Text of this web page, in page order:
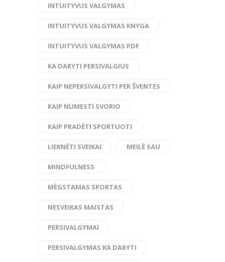
INTUITYVUS VALGYMAS
INTUITYVUS VALGYMAS KNYGA
INTUITYVUS VALGYMAS PDF
KA DARYTI PERSIVALGIUS
KAIP NEPERSIVALGYTI PER ŠVENTES
KAIP NUMESTI SVORIO
KAIP PRADĖTI SPORTUOTI
LIEKNĖTI SVEIKAI MEILĖ SAU
MINDFULNESS
MĖGSTAMAS SPORTAS
NESVEIKAS MAISTAS
PERSIVALGYMAI
PERSIVALGYMAS KA DARYTI